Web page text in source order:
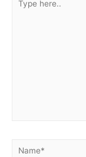
here..
Name*